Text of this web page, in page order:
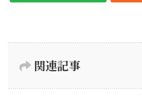
関連記事